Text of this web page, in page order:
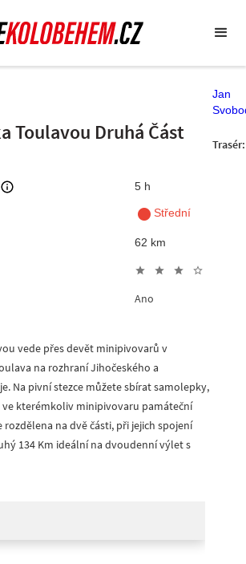
5 h
Trasér:
Toulavou Druhá Část
Jan
fiber_manual_recordStřední
62 km
star star star star_outline
Ano
vede přes devět minipivovarů v
na rozhraní Jihočeského a
Na pivní stezce můžete sbírat samolepky,
kterémkoliv minipivovaru památeční
rozdělena na dvě části, při jejich spojení
134 Km ideální na dvoudenní výlet s